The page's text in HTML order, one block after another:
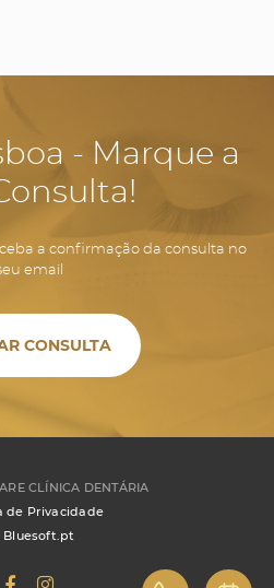
- Marque a
a confirmação da consulta no
email
CONSULTA
CLÍNICA DENTÁRIA
de Privacidade
Bluesoft.pt